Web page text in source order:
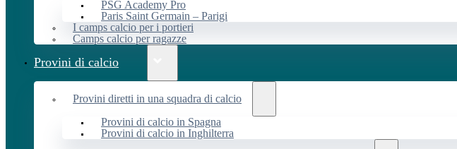
PSG Academy Pro
Paris Saint Germain – Parigi
I camps calcio per i portieri
Camps calcio per ragazze
Provini di calcio
Provini diretti in una squadra di calcio
Provini di calcio in Spagna
Provini di calcio in Inghilterra